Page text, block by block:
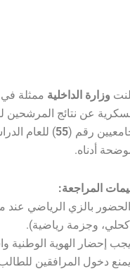
وزارة الداخلية ممثلة في
عن نتائج المرشحين
رقم (55
أدناه.
المراجعة:
بالزي الرياضي
كحلي، وجزمة رياضية).
إحضار الهوية الوطنية
دخول المرافقين